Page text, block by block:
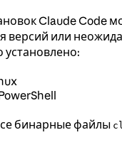
Claude Code
версий или
установлено:
бинарные файлы